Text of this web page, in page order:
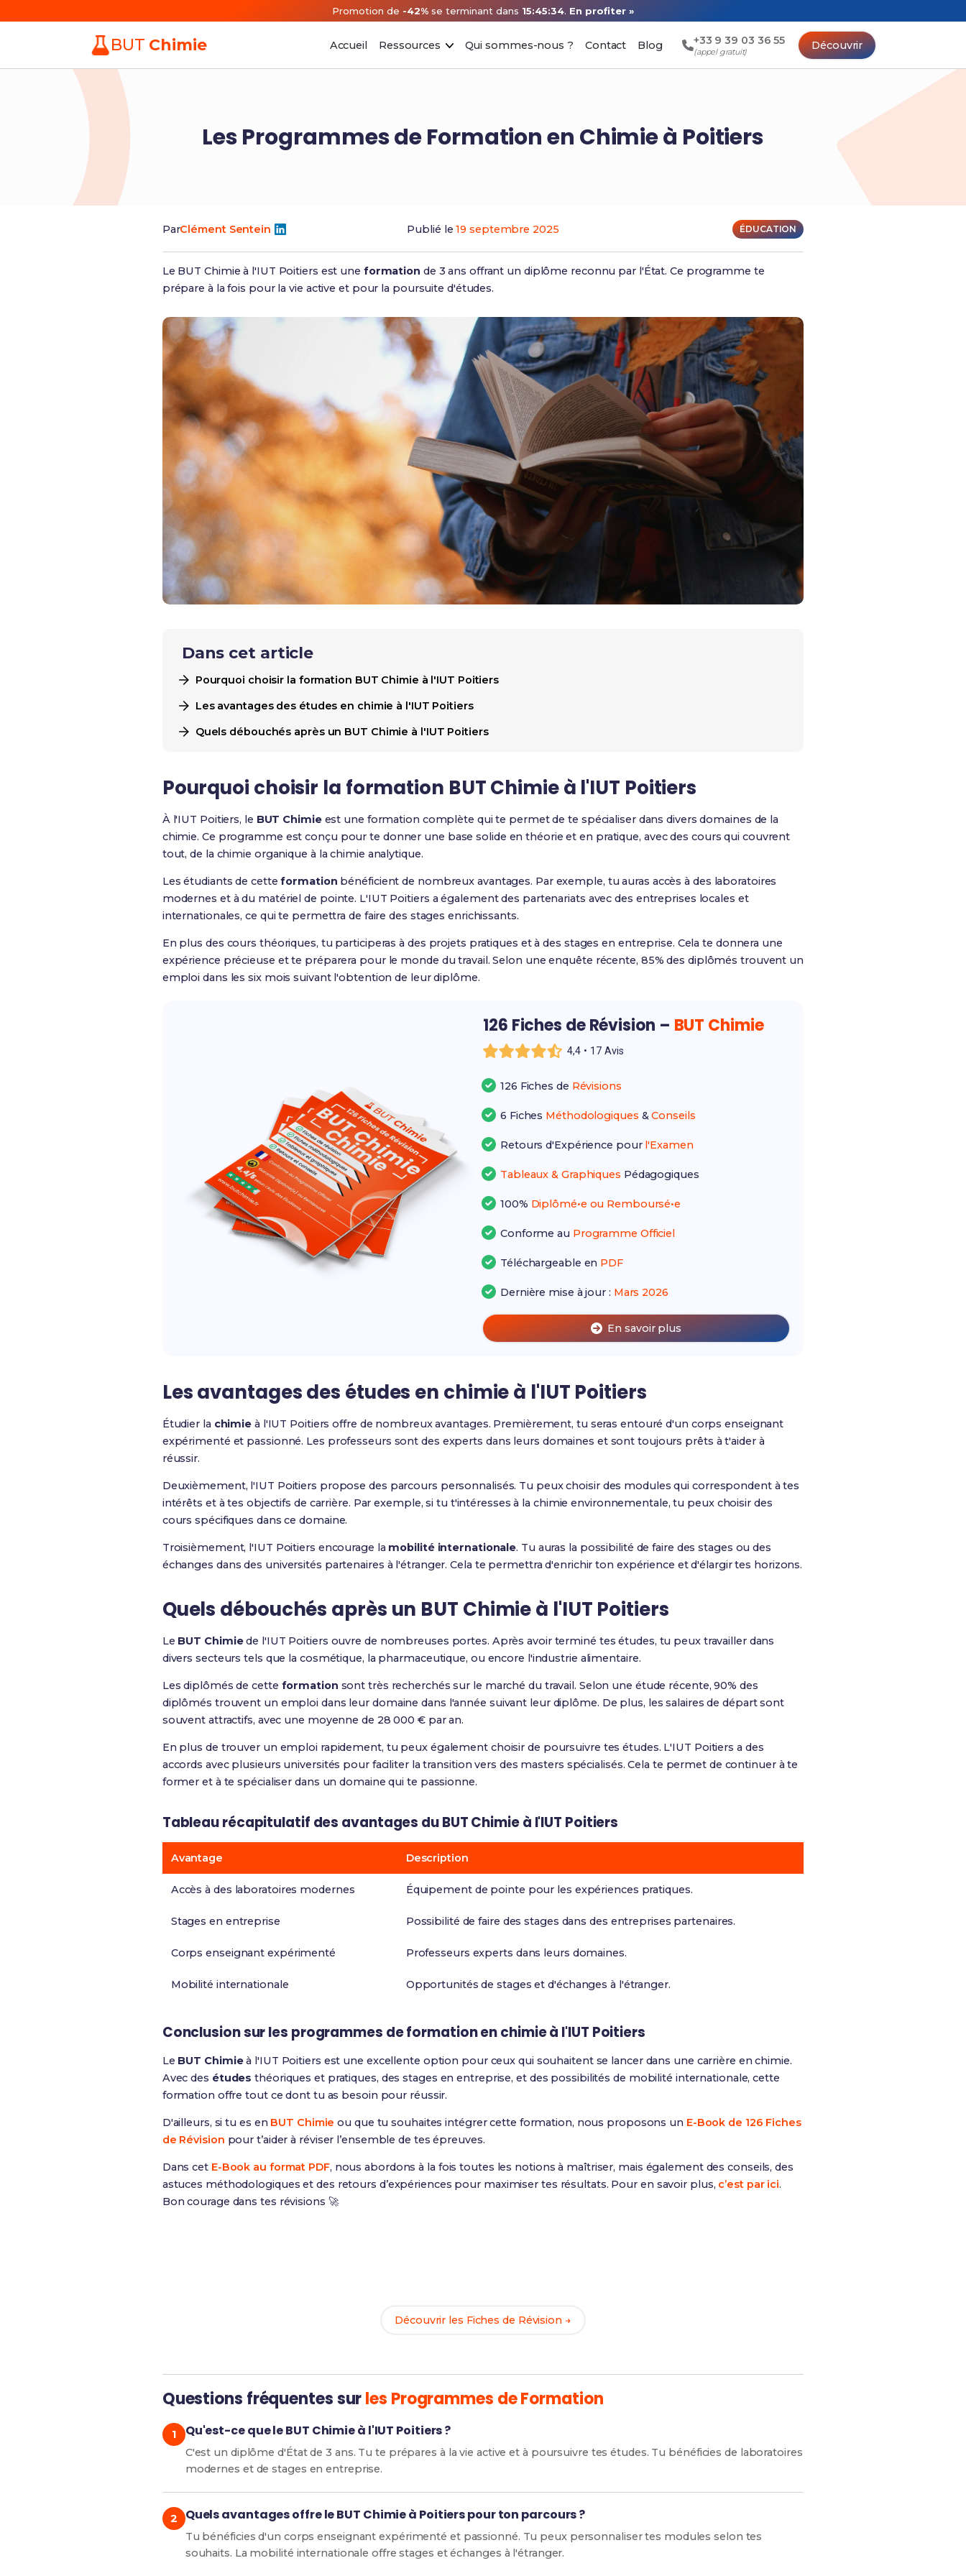
Promotion de -42% se terminant dans 15:45:33. En profiter »
BUT Chimie Accueil Ressources Qui sommes-nous ? Contact Blog +33 9 39 03 36 55
(appel gratuit)
Découvrir
Les Programmes de Formation en Chimie à Poitiers
ParClément Sentein Publié le19 septembre 2025 ÉDUCATION
Le BUT Chimie à l'IUT Poitiers est une formation de 3 ans offrant un diplôme reconnu par l'État. Ce programme te
prépare à la fois pour la vie active et pour la poursuite d'études.
Dans cet article
Pourquoi choisir la formation BUT Chimie à l'IUT Poitiers
Les avantages des études en chimie à l'IUT Poitiers
Quels débouchés après un BUT Chimie à l'IUT Poitiers
Pourquoi choisir la formation BUT Chimie à l'IUT Poitiers
À l'IUT Poitiers, le BUT Chimieest une formation complète qui te permet de te spécialiser dans divers domaines de la
chimie. Ce programme est conçu pour te donner une base solide en théorie et en pratique, avec des cours qui couvrent
tout, de la chimie organique à la chimie analytique.
Les étudiants de cetteformation bénéficient de nombreux avantages. Par exemple, tu auras accès à des laboratoires
modernes et à du matériel de pointe. L'IUT Poitiers a également des partenariats avec des entreprises locales et
internationales, ce qui te permettra de faire des stages enrichissants.
En plus des cours théoriques, tu participeras à des projets pratiques et à des stages en entreprise. Cela te donnera une
expérience précieuse et te préparera pour le monde du travail. Selon une enquête récente, 85% des diplômés trouvent un
emploi dans les six mois suivant l'obtention de leur diplôme.
126 Fiches de Révision – BUT Chimie
4,4 • 17 Avis
126 Fiches de Révisions
6 Fiches Méthodologiques &Conseils
Retours d'Expérience pour l'Examen
Tableaux & Graphiques Pédagogiques
100% Diplômé•e ou Remboursé•e
Conforme au Programme Officiel
Téléchargeable en PDF
Dernière mise à jour : Mars 2026
En savoir plus
Les avantages des études en chimie à l'IUT Poitiers
Étudier la chimie à l'IUT Poitiers offre de nombreux avantages. Premièrement, tu seras entouré d'un corps enseignant
expérimenté et passionné. Les professeurs sont des experts dans leurs domaines et sont toujours prêts à t'aider à
réussir.
Deuxièmement, l'IUT Poitiers propose des parcours personnalisés. Tu peux choisir des modules qui correspondent à tes
intérêts et à tes objectifs de carrière. Par exemple, si tu t'intéresses à la chimie environnementale, tu peux choisir des
cours spécifiques dans ce domaine.
Troisièmement, l'IUT Poitiers encourage la mobilité internationale. Tu auras la possibilité de faire des stages ou des
échanges dans des universités partenaires à l'étranger. Cela te permettra d'enrichir ton expérience et d'élargir tes horizons.
Quels débouchés après un BUT Chimie à l'IUT Poitiers
Le BUT Chimiede l'IUT Poitiers ouvre de nombreuses portes. Après avoir terminé tes études, tu peux travailler dans
divers secteurs tels que la cosmétique, la pharmaceutique, ou encore l'industrie alimentaire.
Les diplômés de cette formation sont très recherchés sur le marché du travail. Selon une étude récente, 90% des
diplômés trouvent un emploi dans leur domaine dans l'année suivant leur diplôme. De plus, les salaires de départ sont
souvent attractifs, avec une moyenne de 28 000 € par an.
En plus de trouver un emploi rapidement, tu peux également choisir de poursuivre tes études. L'IUT Poitiers a des
accords avec plusieurs universités pour faciliter la transition vers des masters spécialisés. Cela te permet de continuer à te
former et à te spécialiser dans un domaine qui te passionne.
Tableau récapitulatif des avantages du BUT Chimie à l'IUT Poitiers
Avantage Description
Accès à des laboratoires modernes Équipement de pointe pour les expériences pratiques.
Stages en entreprise Possibilité de faire des stages dans des entreprises partenaires.
Corps enseignant expérimenté Professeurs experts dans leurs domaines.
Mobilité internationale Opportunités de stages et d'échanges à l'étranger.
Conclusion sur les programmes de formation en chimie à l'IUT Poitiers
Le BUT Chimieà l'IUT Poitiers est une excellente option pour ceux qui souhaitent se lancer dans une carrière en chimie.
Avec des études théoriques et pratiques, des stages en entreprise, et des possibilités de mobilité internationale, cette
formation offre tout ce dont tu as besoin pour réussir.
D'ailleurs, si tu es en BUT Chimie ou que tu souhaites intégrer cette formation, nous proposons un E-Book de 126 Fiches
de Révision pour t’aider à réviser l’ensemble de tes épreuves.
Dans cet E-Book au format PDF, nous abordons à la fois toutes les notions à maîtriser, mais également des conseils, des
astuces méthodologiques et des retours d’expériences pour maximiser tes résultats. Pour en savoir plus, c’est par ici.
Bon courage dans tes révisions 🚀
Découvrir les Fiches de Révision →
Questions fréquentes surles Programmes de Formation
Qu'est-ce que le BUT Chimie à l'IUT Poitiers ?
C'est un diplôme d'État de 3 ans. Tu te prépares à la vie active et à poursuivre tes études. Tu bénéficies de laboratoires
modernes et de stages en entreprise.
Quels avantages offre le BUT Chimie à Poitiers pour ton parcours ?
Tu bénéficies d'un corps enseignant expérimenté et passionné. Tu peux personnaliser tes modules selon tes
souhaits. La mobilité internationale offre stages et échanges à l'étranger.